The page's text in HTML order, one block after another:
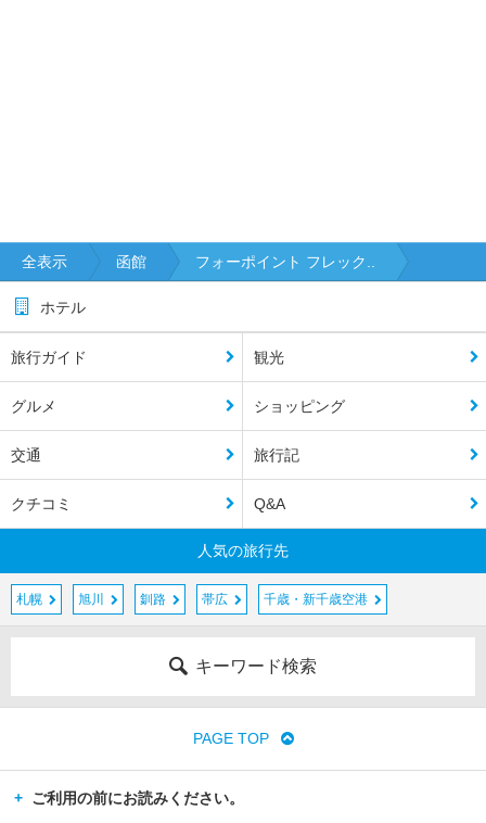
全表示 函館 フォーポイント フレック..
ホテル
旅行ガイド 観光
グルメ ショッピング
交通 旅行記
クチコミ Q&A
人気の旅行先
札幌 旭川 釧路 帯広 千歳・新千歳空港
キーワード検索
PAGE TOP
ご利用の前にお読みください。